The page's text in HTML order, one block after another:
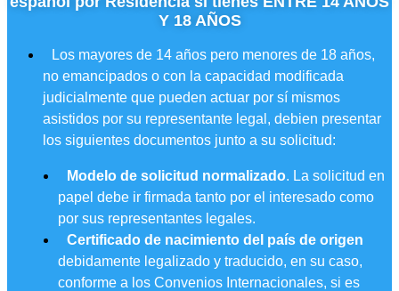
Y 18 AÑOS
Los mayores de 14 años pero menores de 18 años,
no emancipados o con la capacidad modificada
judicialmente que pueden actuar por sí mismos
asistidos por su representante legal, debien presentar
los siguientes documentos junto a su solicitud:
Modelo de solicitud normalizado. La solicitud en
papel debe ir firmada tanto por el interesado como
por sus representantes legales.
Certificado de nacimiento del país de origen
debidamente legalizado y traducido, en su caso,
conforme a los Convenios Internacionales, si es